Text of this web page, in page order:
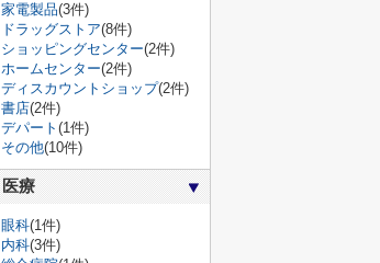
家電製品(3件)
ドラッグストア(8件)
ショッピングセンター(2件)
ホームセンター(2件)
ディスカウントショップ(2件)
書店(2件)
デパート (1件)
その他(10件)
医療
眼科(1件)
内科(3件)